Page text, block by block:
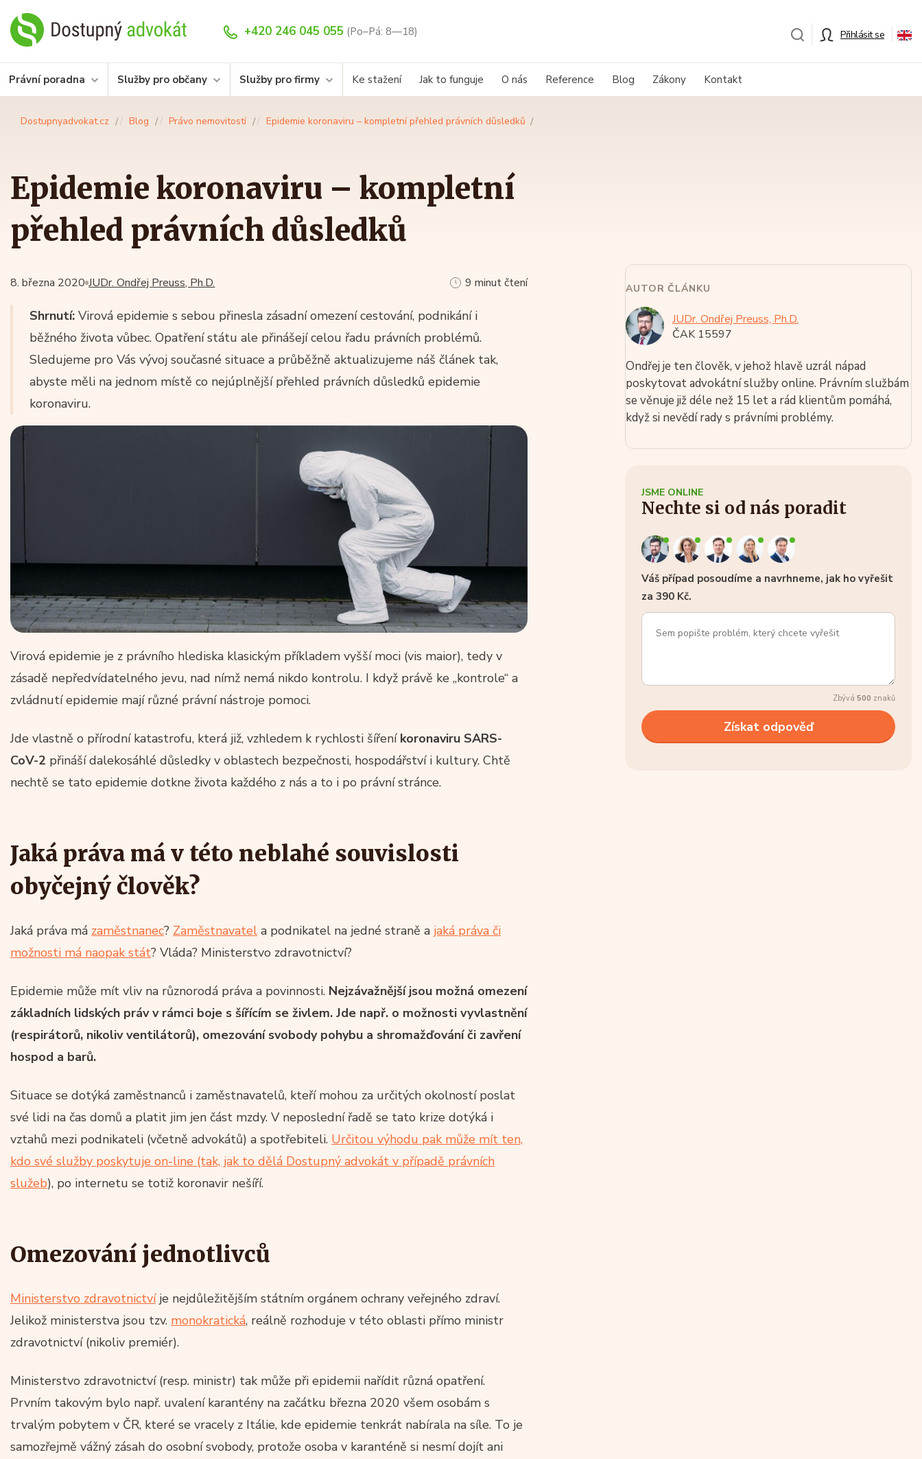
+420 246 045 055 (Po–Pá: 8—18) Přihlásit se
Právní poradna Služby pro občany Služby pro firmy Ke stažení Jak to funguje O nás Reference Blog Zákony Kontakt
Dostupnyadvokat.cz Blog Právo nemovitostí Epidemie koronaviru – kompletní přehled právních důsledků
Epidemie koronaviru – kompletní
přehled právních důsledků
JUDr. Ondřej Preuss, Ph.D.
8. března 2020 9 minut čtení
Shrnutí: Virová epidemie s sebou přinesla zásadní omezení cestování, podnikání i
běžného života vůbec. Opatření státu ale přinášejí celou řadu právních problémů.
Sledujeme pro Vás vývoj současné situace a průběžně aktualizujeme náš článek tak,
abyste měli na jednom místě co nejúplnější přehled právních důsledků epidemie
koronaviru.
Virová epidemie je z právního hlediska klasickým příkladem vyšší moci (vis maior), tedy v
zásadě nepředvídatelného jevu, nad nímž nemá nikdo kontrolu. I když právě ke „kontrole“ a
zvládnutí epidemie mají různé právní nástroje pomoci.
Jde vlastně o přírodní katastrofu, která již, vzhledem k rychlosti šíření koronaviru SARS-
CoV-2 přináší dalekosáhlé důsledky v oblastech bezpečnosti, hospodářství i kultury. Chtě
nechtě se tato epidemie dotkne života každého z nás a to i po právní stránce.
Jaká práva má v této neblahé souvislosti
obyčejný člověk?
Jaká práva má zaměstnanec? Zaměstnavatel a podnikatel na jedné straně a jaká práva či
možnosti má naopak stát? Vláda? Ministerstvo zdravotnictví?
Epidemie může mít vliv na různorodá práva a povinnosti. Nejzávažnější jsou možná omezení
základních lidských práv v rámci boje s šířícím se živlem. Jde např. o možnosti vyvlastnění
(respirátorů, nikoliv ventilátorů), omezování svobody pohybu a shromažďování či zavření
hospod a barů.
Situace se dotýká zaměstnanců i zaměstnavatelů, kteří mohou za určitých okolností poslat
své lidi na čas domů a platit jim jen část mzdy. V neposlední řadě se tato krize dotýká i
vztahů mezi podnikateli (včetně advokátů) a spotřebiteli. Určitou výhodu pak může mít ten,
kdo své služby poskytuje on-line (tak, jak to dělá Dostupný advokát v případě právních
služeb), po internetu se totiž koronavir nešíří.
Omezování jednotlivců
Ministerstvo zdravotnictvíje nejdůležitějším státním orgánem ochrany veřejného zdraví.
Jelikož ministerstva jsou tzv. monokratická, reálně rozhoduje v této oblasti přímo ministr
zdravotnictví (nikoliv premiér).
Ministerstvo zdravotnictví (resp. ministr) tak může při epidemii nařídit různá opatření.
Prvním takovým bylo např. uvalení karantény na začátku března 2020 všem osobám s
trvalým pobytem v ČR, které se vracely z Itálie, kde epidemie tenkrát nabírala na síle. To je
samozřejmě vážný zásah do osobní svobody, protože osoba v karanténě si nesmí dojít ani
AUTOR ČLÁNKU
JUDr. Ondřej Preuss, Ph.D.
ČAK 15597
Ondřej je ten člověk, v jehož hlavě uzrál nápad
poskytovat advokátní služby online. Právním službám
se věnuje již déle než 15 let a rád klientům pomáhá,
když si nevědí rady s právními problémy.
JSME ONLINE
Nechte si od nás poradit
Váš případ posoudíme a navrhneme, jak ho vyřešit
za 390 Kč.
Zbývá 500 znaků